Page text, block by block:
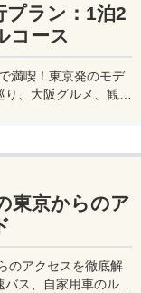
プラン：1泊2
コース
満喫！東京発のモデ
、大阪グルメ、観光
東京からのア
のアクセスを徹底解
ス、自家用車のルー